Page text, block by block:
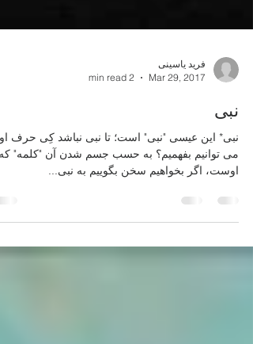
فرید یاسینی
Mar 29, 2017
نبی
نبی* این عیسی "نبی" است؛ تا نبی نباشد کِی حرف
می توانیم بفهمیم؟ به حسب جسم شدن آن "کلمه"